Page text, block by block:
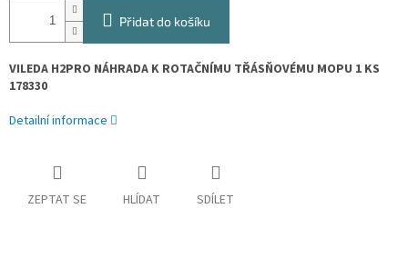
Přidat do košíku
VILEDA H2PRO NÁHRADA K ROTAČNÍMU TŘÁSŇOVÉMU MOPU 1 KS
178330
Detailní informace
ZEPTAT SE HLÍDAT SDÍLET